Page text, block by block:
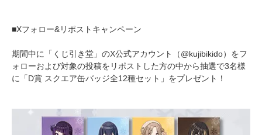
■Xフォロー&リポストキャンペーン
期間中に「くじ引き堂」のX公式アカウント（@kujibikido）をフ
ォローおよび対象の投稿をリポストした方の中から抽選で3名様
に「D賞 スクエア缶バッジ全12種セット」をプレゼント！